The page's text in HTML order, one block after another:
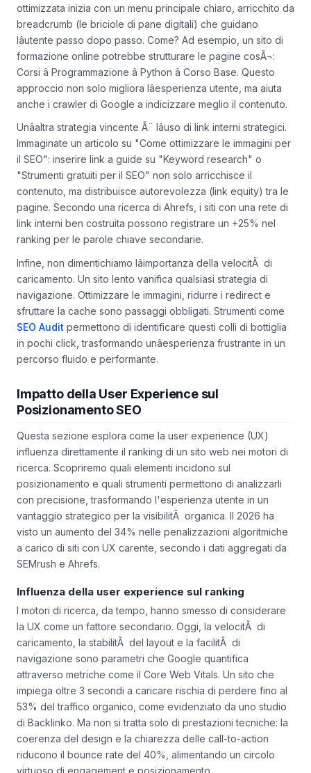
ottimizzata inizia con un menu principale chiaro, arricchito da
breadcrumb (le briciole di pane digitali) che guidano
lâutente passo dopo passo. Come? Ad esempio, un sito di
formazione online potrebbe strutturare le pagine cosÃ¬:
Corsi â Programmazione â Python â Corso Base. Questo
approccio non solo migliora lâesperienza utente, ma aiuta
anche i crawler di Google a indicizzare meglio il contenuto.
Unâaltra strategia vincente Ã¨ lâuso di link interni strategici.
Immaginate un articolo su "Come ottimizzare le immagini per
il SEO": inserire link a guide su "Keyword research" o
"Strumenti gratuiti per il SEO" non solo arricchisce il
contenuto, ma distribuisce autorevolezza (link equity) tra le
pagine. Secondo una ricerca di Ahrefs, i siti con una rete di
link interni ben costruita possono registrare un +25% nel
ranking per le parole chiave secondarie.
Infine, non dimentichiamo lâimportanza della velocitÃ di
caricamento. Un sito lento vanifica qualsiasi strategia di
navigazione. Ottimizzare le immagini, ridurre i redirect e
sfruttare la cache sono passaggi obbligati. Strumenti come
SEO Audit permettono di identificare questi colli di bottiglia
in pochi click, trasformando unâesperienza frustrante in un
percorso fluido e performante.
Impatto della User Experience sul
Posizionamento SEO
Questa sezione esplora come la user experience (UX)
influenza direttamente il ranking di un sito web nei motori di
ricerca. Scopriremo quali elementi incidono sul
posizionamento e quali strumenti permettono di analizzarli
con precisione, trasformando l'esperienza utente in un
vantaggio strategico per la visibilitÃ organica. Il 2026 ha
visto un aumento del 34% nelle penalizzazioni algoritmiche
a carico di siti con UX carente, secondo i dati aggregati da
SEMrush e Ahrefs.
Influenza della user experience sul ranking
I motori di ricerca, da tempo, hanno smesso di considerare
la UX come un fattore secondario. Oggi, la velocitÃ di
caricamento, la stabilitÃ del layout e la facilitÃ di
navigazione sono parametri che Google quantifica
attraverso metriche come il Core Web Vitals. Un sito che
impiega oltre 3 secondi a caricare rischia di perdere fino al
53% del traffico organico, come evidenziato da uno studio
di Backlinko. Ma non si tratta solo di prestazioni tecniche: la
coerenza del design e la chiarezza delle call-to-action
riducono il bounce rate del 40%, alimentando un circolo
virtuoso di engagement e posizionamento.